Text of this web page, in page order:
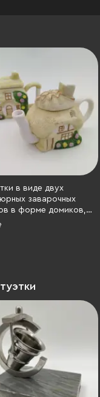
в виде двух
заварочных
в форме домиков,
роспись, Европа,